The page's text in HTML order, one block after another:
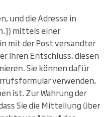
und die Adresse in
mittels einer
mit der Post versandter
Ihren Entschluss, diesen
Sie können dafür
verwenden,
ist. Zur Wahrung der
Sie die Mitteilung über